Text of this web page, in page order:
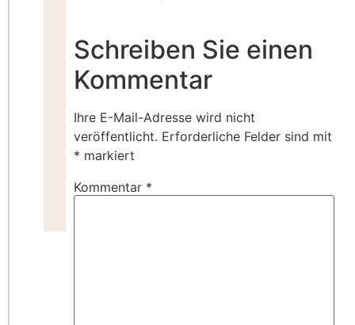
Schreiben Sie einen
Kommentar
Ihre E-Mail-Adresse wird nicht
veröffentlicht. Erforderliche Felder sind mit
* markiert
Kommentar *